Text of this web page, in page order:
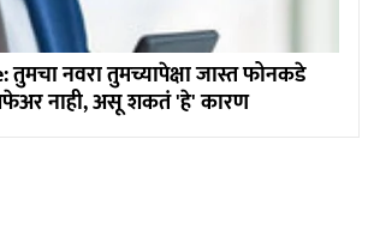
नवरा तुमच्यापेक्षा जास्त फोनकडे
नाही, असू शकतं 'हे' कारण